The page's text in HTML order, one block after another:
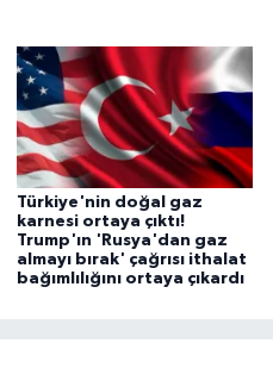
Türkiye'nin doğal gaz
karnesi ortaya çıktı!
Trump'ın 'Rusya'dan gaz
almayı bırak' çağrısı ithalat
bağımlılığını ortaya çıkardı